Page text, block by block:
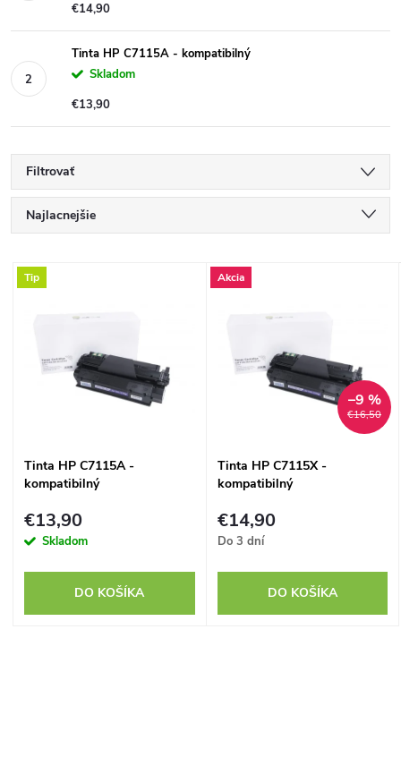
€14,90
Tinta HP C7115A - kompatibilný
Skladom
€13,90
Filtrovať
R
a
e
p
o
Najlacnejšie
Najpredávanejšie
Abecedne
V
s
p
Tip
Tinta HP C7115A -
kompatibilný
€13,90
Skladom
DO KOŠÍKA
Akcia
€16,50
–9 %
Tinta HP C7115X -
kompatibilný
€14,90
Do 3 dní
DO KOŠÍKA